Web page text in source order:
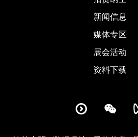
新闻信息
媒体专区
展会活动
资料下载